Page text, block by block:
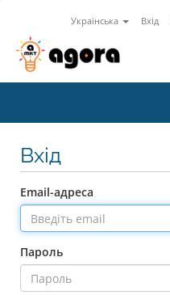
Українська Вхід
Вхід
Email-адреса
Пароль